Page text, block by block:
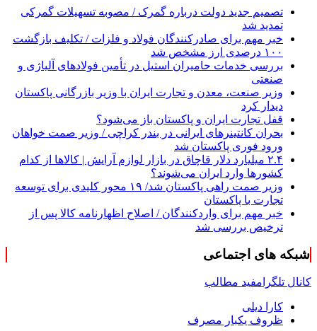
تصمیم جدید دولت درباره گمرک / مصوبه تسهیلات گمرکی
تمدید شد
خبر مهم برای صادرکنندگان فولاد و فلزات / تکلیف بازگشت
۱۰۰ درصدی ارز مشخص شد
بررسی خدمات حامیران استیل در تأمین فولادهای آلیاژی و
صنعتی
وزیر صنعت، معدن و تجارت ایران با وزیر بازرگانی پاکستان
دیدار کرد
قفل تجارت ایران و پاکستان باز می‌شود؟
بحران کانتینر‌های ایرانی در بندر کراچی / وزیر صمت خواهان
ورود فوری پاکستان شد
۲.۴ میلیارد دلار قاچاق در بازار لوازم آرایش | کالاها از کدام
کشورها وارد ایران می‌شوند؟
وزیر صمت راهی پاکستان شد/ ۱۹ محور کلیدی برای توسعه
تجارت با پاکستان
خبر مهم برای واردکنندگان / اصلاح اظهارنامه کالا پس از
ترخیص بررسی شد
شبکه های اجتماعی
کانال تلگرامفید مطالب
کارا دیلی
ظروف یکبار مصرف